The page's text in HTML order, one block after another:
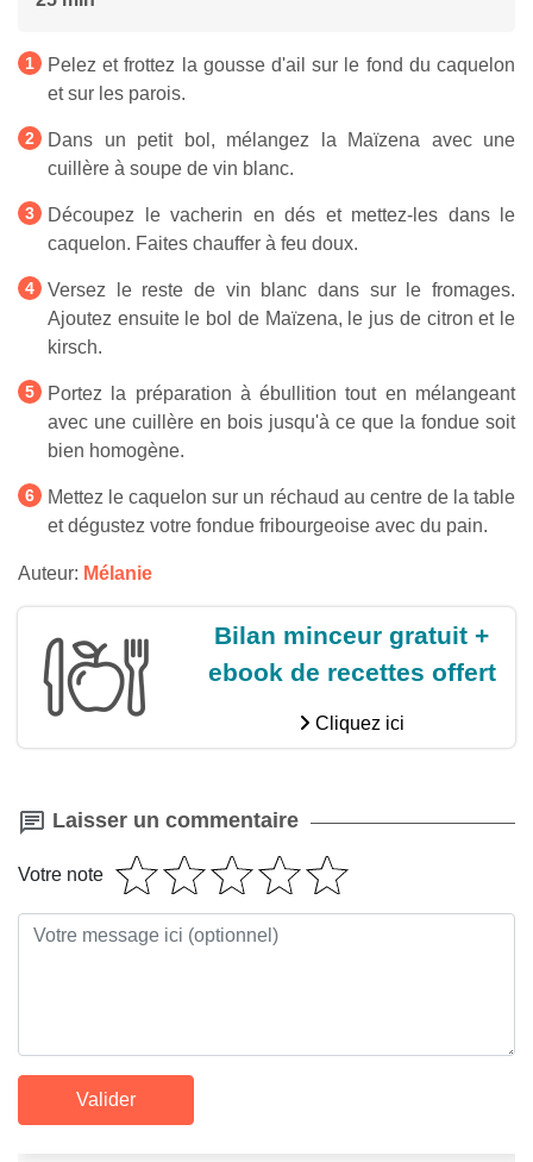
Pelez et frottez la gousse d'ail sur le fond du caquelon
et sur les parois.
Dans un petit bol, mélangez la Maïzena avec une
cuillère à soupe de vin blanc.
Découpez le vacherin en dés et mettez-les dans le
caquelon. Faites chauffer à feu doux.
Versez le reste de vin blanc dans sur le fromages.
Ajoutez ensuite le bol de Maïzena, le jus de citron et le
kirsch.
Portez la préparation à ébullition tout en mélangeant
avec une cuillère en bois jusqu'à ce que la fondue soit
bien homogène.
Mettez le caquelon sur un réchaud au centre de la table
et dégustez votre fondue fribourgeoise avec du pain.
Auteur: Mélanie
Bilan minceur gratuit +
ebook de recettes offert
Cliquez ici
Laisser un commentaire
Votre note